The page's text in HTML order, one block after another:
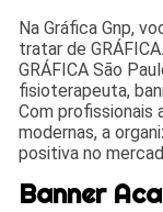
Na Gráfica Gnp,
tratar de
GRÁFICA São
fisioterapeuta,
Com
modernas, a
positiva no
Banner